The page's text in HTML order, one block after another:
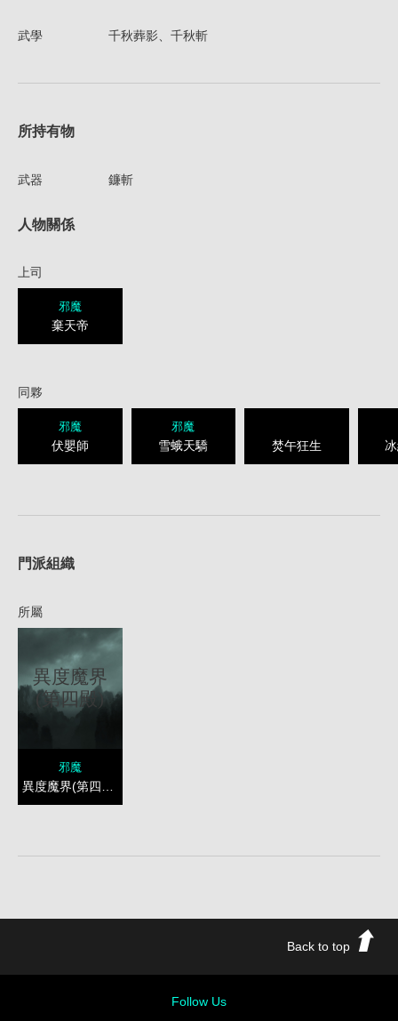
武學 千秋葬影、千秋斬
所持有物
武器 鐮斬
人物關係
上司
邪魔
棄天帝
同夥
邪魔
伏嬰師
邪魔
雪蛾天驕 焚午狂生
門派組織
所屬
異度魔界
(第四殿)
邪魔
Back to top
Follow Us